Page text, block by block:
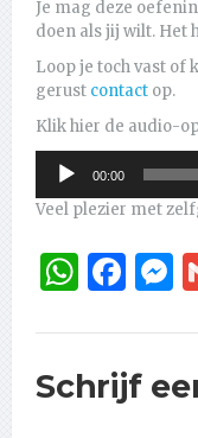
Je mag deze
doen als jij wilt. Het
Loop je toch vast of
gerust contact op.
Klik hier de audio-
Audiospeler
00:00
Veel plezier met
Schrijf